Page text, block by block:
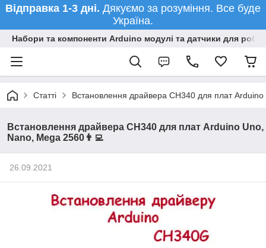
Відправка 1-3 дні. Дякуємо за розуміння. Все буде
Україна.
Набори та компоненти Arduino модулі та датчики для
Статті Встановлення драйвера CH340 для плат
Встановлення драйвера CH340 для плат Arduino Uno,
Nano, Mega 2560👨‍💻
26.09.2021